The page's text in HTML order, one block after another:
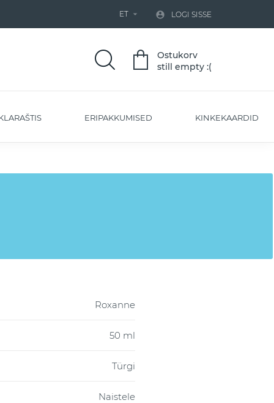
ET   LOGI SISSE
Ostukorv
still empty :(
ERIPAKKUMISED KINKEKAARDID
Roxanne
50 ml
Türgi
Naistele